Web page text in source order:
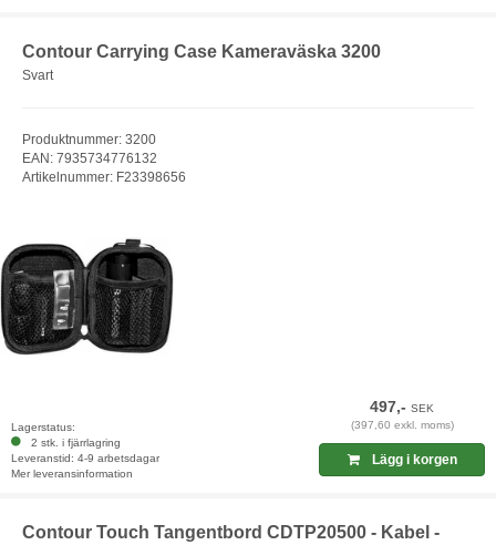
Contour Carrying Case Kameraväska 3200
Svart
Produktnummer: 3200
EAN: 7935734776132
Artikelnummer: F23398656
Lagerstatus:
2 stk. i fjärrlagring
Leveranstid: 4-9 arbetsdagar
Mer leveransinformation
497,-SEK
(397,60 exkl. moms)
Lägg i korgen
Contour Touch Tangentbord CDTP20500 - Kabel -